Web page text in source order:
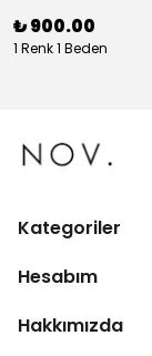
₺ 900.00
1 Renk 1 Beden
Kategoriler
Hesabım
Hakkımızda